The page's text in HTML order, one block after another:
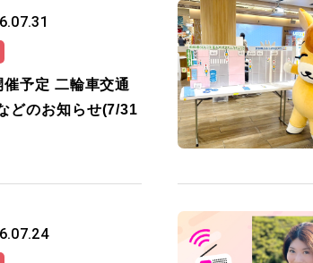
予定 二輪車交通
どのお知らせ(7/31